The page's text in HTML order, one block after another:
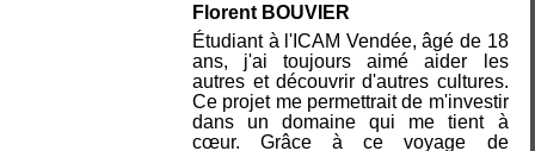
Florent BOUVIER
Étudiant à l'ICAM Vendée, âgé de 18
ans, j'ai toujours aimé aider les
autres et découvrir d'autres cultures.
Ce projet me permettrait de m'investir
dans un domaine qui me tient à
cœur. Grâce à ce voyage de